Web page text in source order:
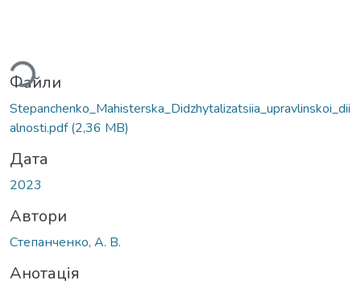
Файли
Stepanchenko_Mahisterska_Didzhytalizatsiia_upravlinskoi_dii
alnosti.pdf(2,36 MB)
Дата
2023
Автори
Степанченко, А. В.
Анотація